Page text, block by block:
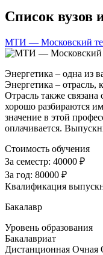
Список вузов
МТИ — Московский
Энергетика – одна из
Энергетика – отрасль,
Отрасль также
хорошо разбираются
значение в этой
оплачивается.
Стоимость обучения
За семестр: 40000 ₽
За год: 80000 ₽
Квалификация
Бакалавр
Уровень образования
Бакалавриат
Дистанционная Очная